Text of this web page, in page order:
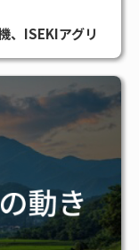
、ISEKIアグリ